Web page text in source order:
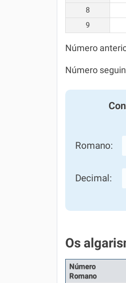
8
9
Número
Número
Romano:
Decimal:
Os
Número
Romano